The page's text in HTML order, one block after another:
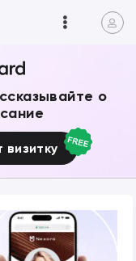
о